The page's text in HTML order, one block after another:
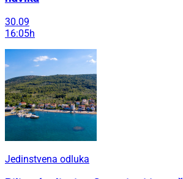
30.09
16:05h
Jedinstvena odluka